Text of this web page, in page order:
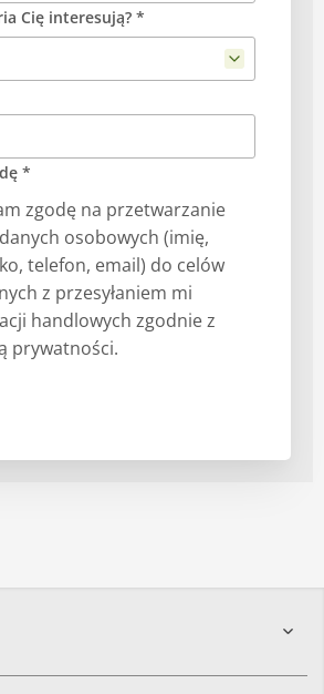
Cię interesują? *
*
zgodę na przetwarzanie
osobowych (imię,
telefon, email) do celów
z przesyłaniem mi
handlowych zgodnie z
prywatności.